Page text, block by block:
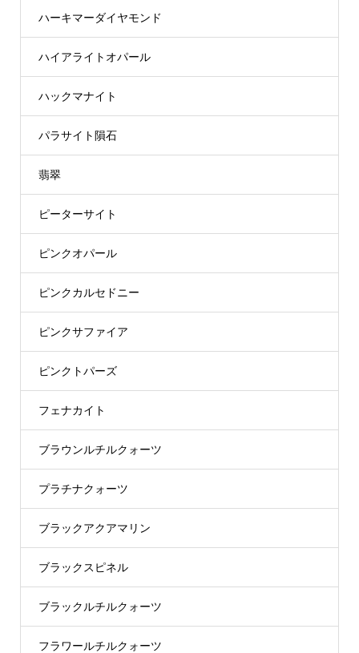
ハーキマーダイヤモンド
ハイアライトオパール
ハックマナイト
パラサイト隕石
翡翠
ピーターサイト
ピンクオパール
ピンクカルセドニー
ピンクサファイア
ピンクトパーズ
フェナカイト
ブラウンルチルクォーツ
プラチナクォーツ
ブラックアクアマリン
ブラックスピネル
ブラックルチルクォーツ
フラワールチルクォーツ